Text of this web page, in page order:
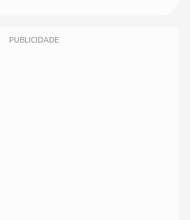
PUBLICIDADE